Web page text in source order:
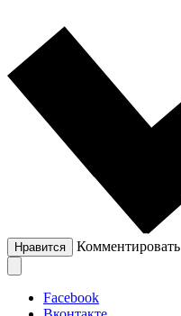
Нравится Комментировать
Facebook